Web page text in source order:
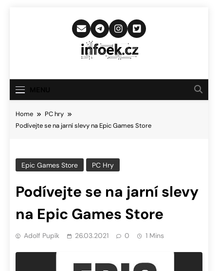
Infoek.cz
Novinkám
Home
PC hry
Podívejte se na jarní slevy na Epic Games Store
Epic Games Store PC Hry
Podívejte se na jarní slevy
na Epic Games Store
Adolf Pupík 26.03.2021 0 1 Mins